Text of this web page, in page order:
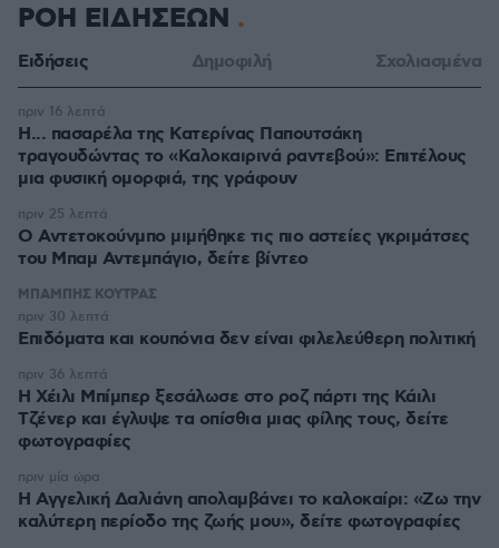
ΡΟΗ ΕΙΔΗΣΕΩΝ
Ειδήσεις Δημοφιλή Σχολιασμένα
Η... πασαρέλα της Κατερίνας Παπουτσάκη
τραγουδώντας το «Καλοκαιρινά ραντεβού»: Επιτέλους
μια φυσική ομορφιά, της γράφουν
πριν 16 λεπτά
Ο Αντετοκούνμπο μιμήθηκε τις πιο αστείες γκριμάτσες
του Μπαμ Αντεμπάγιο, δείτε βίντεο
πριν 25 λεπτά
ΜΠΑΜΠΗΣ ΚΟΥΤΡΑΣ
Επιδόματα και κουπόνια δεν είναι φιλελεύθερη πολιτική
πριν 30 λεπτά
Η Χέιλι Μπίμπερ ξεσάλωσε στο ροζ πάρτι της Κάιλι
Τζένερ και έγλυψε τα οπίσθια μιας φίλης τους, δείτε
φωτογραφίες
πριν 36 λεπτά
Η Αγγελική Δαλιάνη απολαμβάνει το καλοκαίρι: «Ζω την
καλύτερη περίοδο της ζωής μου», δείτε φωτογραφίες
πριν μία ώρα